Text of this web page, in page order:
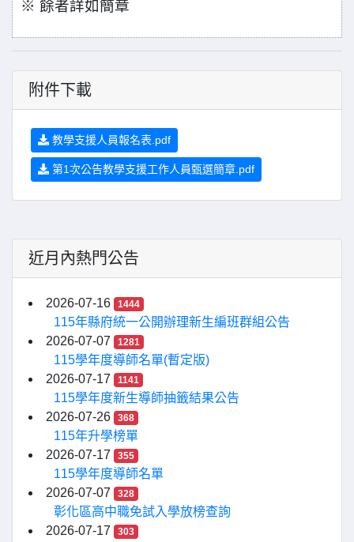
※ 餘者詳如簡章
附件下載
教學支援人員報名表.pdf
第1次公告教學支援工作人員甄選簡章.pdf
近月內熱門公告
2026-07-16 1444
115年縣府統一公開辦理新生編班群組公告
2026-07-07
1281
115學年度導師名單(暫定版)
2026-07-17
1141
115學年度新生導師抽籤結果公告
2026-07-26
368
115年升學榜單
2026-07-17
355
115學年度導師名單
2026-07-07
328
彰化區高中職免試入學放榜查詢
2026-07-17
303